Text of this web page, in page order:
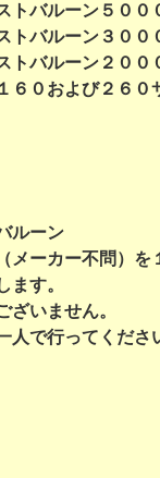
トバルーン５００
トバルーン３００
トバルーン２００
６０および２６
ルーン
メーカー不問）を
ます。
ざいません。
人で行ってくださ